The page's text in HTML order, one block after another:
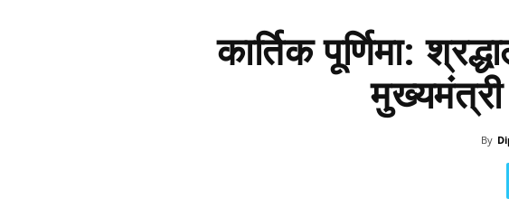
कार्तिक पूर्णिमा:
By